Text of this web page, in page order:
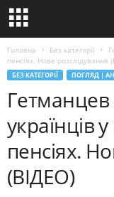
Головна Без категорії
пенсіях. Нове розслідування
БЕЗ КАТЕГОРІЇ ПОГЛЯД |
Гетманцев
українців
пенсіях.
(ВІДЕО)